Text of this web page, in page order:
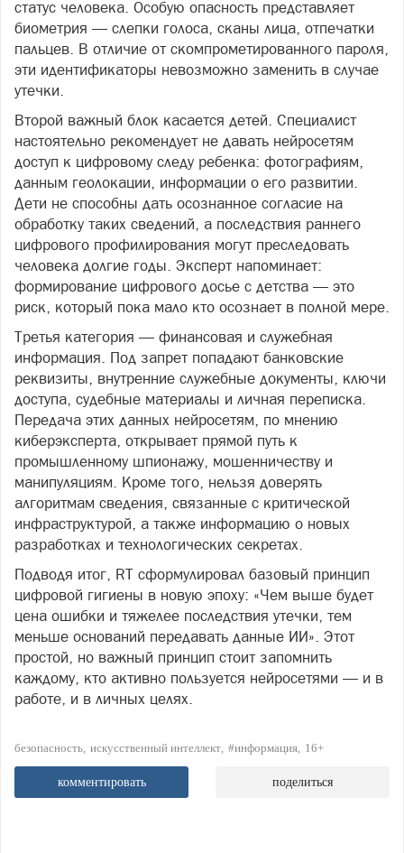
статус человека. Особую опасность представляет
биометрия — слепки голоса, сканы лица, отпечатки
пальцев. В отличие от скомпрометированного пароля,
эти идентификаторы невозможно заменить в случае
утечки.
Второй важный блок касается детей. Специалист
настоятельно рекомендует не давать нейросетям
доступ к цифровому следу ребенка: фотографиям,
данным геолокации, информации о его развитии.
Дети не способны дать осознанное согласие на
обработку таких сведений, а последствия раннего
цифрового профилирования могут преследовать
человека долгие годы. Эксперт напоминает:
формирование цифрового досье с детства — это
риск, который пока мало кто осознает в полной мере.
Третья категория — финансовая и служебная
информация. Под запрет попадают банковские
реквизиты, внутренние служебные документы, ключи
доступа, судебные материалы и личная переписка.
Передача этих данных нейросетям, по мнению
киберэксперта, открывает прямой путь к
промышленному шпионажу, мошенничеству и
манипуляциям. Кроме того, нельзя доверять
алгоритмам сведения, связанные с критической
инфраструктурой, а также информацию о новых
разработках и технологических секретах.
Подводя итог, RT сформулировал базовый принцип
цифровой гигиены в новую эпоху: «Чем выше будет
цена ошибки и тяжелее последствия утечки, тем
меньше оснований передавать данные ИИ». Этот
простой, но важный принцип стоит запомнить
каждому, кто активно пользуется нейросетями — и в
работе, и в личных целях.
безопасность искусственный интеллект #информация 16+
комментировать поделиться